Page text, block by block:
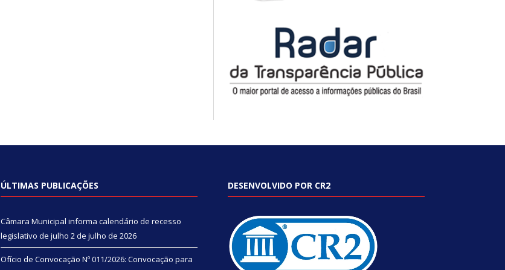
ÚLTIMAS PUBLICAÇÕES
Câmara Municipal informa calendário de recesso
legislativo de julho 2 de julho de 2026
Ofício de Convocação Nº 011/2026: Convocação para
DESENVOLVIDO POR CR2